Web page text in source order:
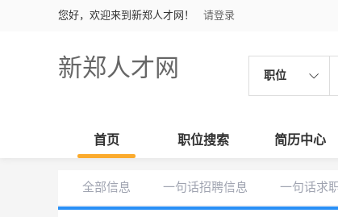
您好，欢迎来到新郑人才网！ 请登录
新郑人才网 职位
首页 职位搜索 简历中心
全部信息 一句话招聘信息 一句话求